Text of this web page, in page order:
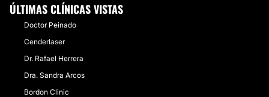
ÚLTIMAS CLÍNICAS VISTAS
Doctor Peinado
Cenderlaser
Dr. Rafael Herrera
Dra. Sandra Arcos
Bordon Clinic